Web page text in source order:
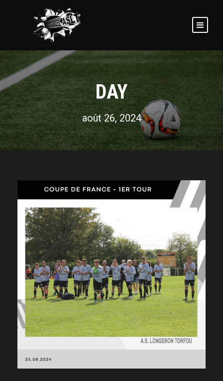
DAY
août 26, 2024